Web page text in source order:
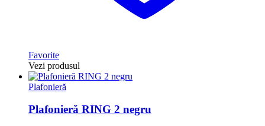
Favorite
Vezi produsul
Plafonieră
Plafonieră RING 2 negru